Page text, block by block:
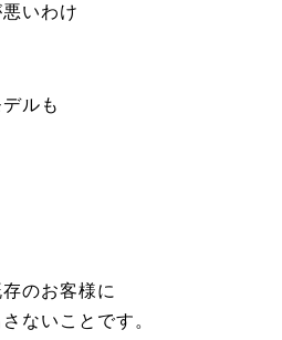
いわけ
ルも
のお客様に
ないことです。